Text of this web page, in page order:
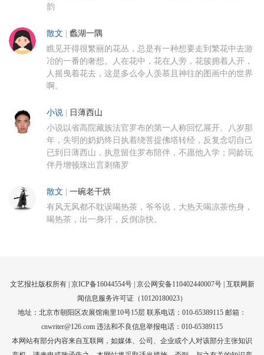
韵
散文 蠡湖一隅
瞧见开得很繁丽的花丛，总是有一种想要走到繁花中去游
冶的一番的奢想。人在花中，花在人旁，花簇拥着人开，
人摇曳着花去，这是多么令人羡慕且神往的图画中的世界
啊。
小说 日薄西山
小说以省高院藏族法官罗布的第一人称回忆展开。八岁那
年，失明的奶奶终日执着绕菩提佛塔转经，反复念叨自己
已到日薄西山，执意留住罗布陪伴，不愿他入学；同龄玩
伴丹增顿珠出言刺痛罗
散文 一碗老干烘
有风无风都不耽误喝热茶，爷爷说，大热天喝凉茶伤身，
喝热茶，出一身汗，反倒凉快。
文艺报社版权所有 | 京ICP备16044554号| 京公网安备110402440007号 | 互联网新
闻信息服务许可证（10120180023）
地址：北京市朝阳区农展馆南里10号15层 联系电话：010-65389115 邮箱：
cnwriter@126.com 违法和不良信息举报电话：010-65389115
本网站有部分内容来自互联网，如媒体、公司、企业或个人对该部分主张知识